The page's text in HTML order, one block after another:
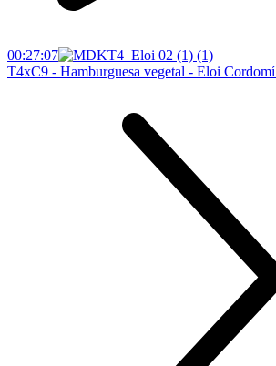
00:27:07
T4xC9 - Hamburguesa vegetal - Eloi Cordomí